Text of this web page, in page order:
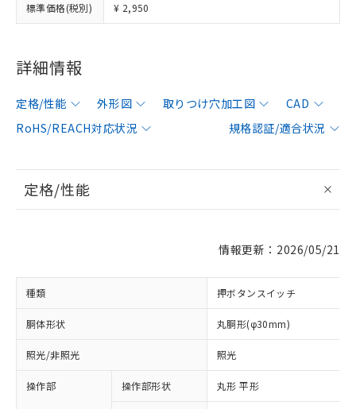
標準価格(税別) ¥ 2,950
詳細情報
定格/性能 外形図 取りつけ穴加工図
CAD
RoHS/REACH対応状況
規格認証/適合状況
定格/性能
情報更新：2026/05/21
種類 押ボタンスイッチ
胴体形状 丸胴形(φ30mm)
照光/非照光 照光
操作部 操作部形状 丸形 平形